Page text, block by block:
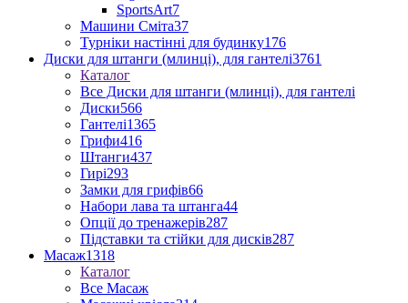
SportsArt7
Машини Сміта37
Турніки настінні для будинку176
Диски для штанги (млинці), для гантелі3761
Каталог
Все Диски для штанги (млинці), для гантелі
Диски566
Гантелі1365
Грифи416
Штанги437
Гирі293
Замки для грифів66
Набори лава та штанга44
Опції до тренажерів287
Підставки та стійки для дисків287
Масаж1318
Каталог
Все Масаж